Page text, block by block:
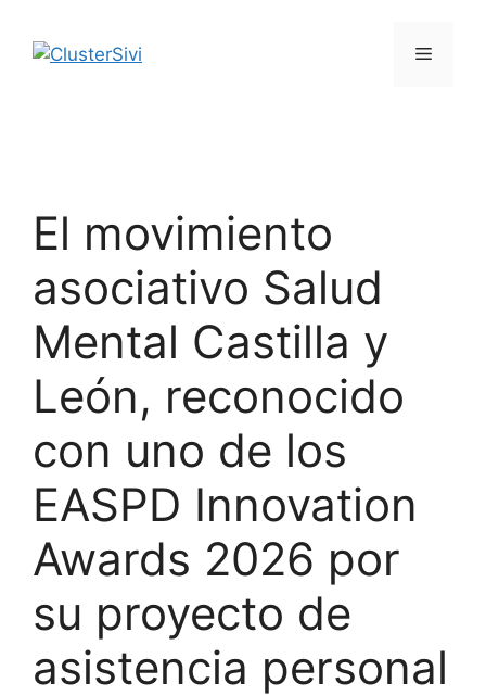
contenido
Menú
El movimiento
asociativo Salud
Mental Castilla y
León, reconocido
con uno de los
EASPD Innovation
Awards 2026 por
su proyecto de
asistencia personal